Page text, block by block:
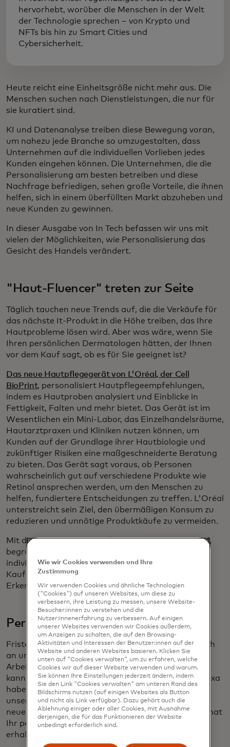
hervorhebt, worüber die Menschen in der Welt
der Technologie sprechen – von Krypto und
NFTs bis hin zu Smart Cities und
Cybersicherheit.
Heute reicht eine Einheitsgröße nicht mehr aus. Die
Menschen suchen nach Dienstleistungen, die nur für
sie kuratiert sind.
KI und Datenanalyse treiben diese Bewegung voran,
um nahezu jede Branche so umzugestalten, dass
Unternehmen auf die individuellen Vorlieben jedes
Kunden eingehen können. Die Unternehmen, die die
Personalisierung am besten betreiben und diese
Nachfrage befriedigen, sehen große Vorteile, die ihnen
helfen, sich in einem überfüllten Markt abzuheben und
neue Kunden zu gewinnen.
In dieser Ausgabe von In Tech befassen wir uns mit
vielen der Möglichkeiten, wie Personalisierung das
Gesicht des Handels verändert.
"Haut-Fluencer" treten zur Seite
Täglich tauchen neue Trends auf, die die Verkäufe für
das nächste It-Produkt in die Höhe treiben, das Ihre
Hautprobleme lösen wird. Aber was wäre, wenn Sie
Ihren persönlichen Dermatologen hätten, der Ihnen
vor dem Kauf sagt, ob es für Sie geeignet ist?
Das neue Hautpflegegerät von L'Oréal, der Cell
BioPrint, personalisiert Hautpflegeempfehlungen,
indem es Hautproben analysiert und Einblicke in
Fettigkeit, Falten und mehr bietet. Das Gerät ist im
Wesentlichen ein Mini-Labor, das Einzelhandelsräume,
Hautarztpraxen und Kliniken nutzen können, um
Kunden auf der Grundlage ihrer Hautbiologie und
zukünftiger Risiken eine maßgeschneiderte Beratung
zu bieten. Das Gerät sagt voraus, ob Personen
wahrscheinlich gut auf verschiedene Produkte wie
Retinol ansprechen werden, um den Menschen zu
helfen, fundiertere Entscheidungen zu treffen. L'Oréal
unterstreicht sein Ziel, den übermäßigen Konsum zu
reduzieren und unnötige Produktkäufe zu vermeiden.
Mit diesem neuen Gerät, das in Asien getestet wird,
begrüßt die Schönheitsindustrie genauere und
individuellere Produkte und fördert intelligentere
Kaufentscheidungen, die auf wissenschaftlichen
Erkenntnissen und nicht auf Trends basieren.
Persönliche Assistenten für alle
Fristen und Termine haben eine einzigartige Art, sich
an uns heranzuschleichen. Von Besprechungen am
Arbeitsplatz bis hin zu persönlichen Erinnerungen
kann man leicht den Überblick verlieren. Siri und Alexa
haben digitale Assistenten populär gemacht, die
unsere täglichen Fragen zum Wetter oder zu den
neuesten Nachrichten beantworten. Mit ChatGPT hat
Ihr persönlicher Assistent jetzt eine Beförderung
erhalten.
Wie wir Cookies verwenden und Ihre
Zustimmung
Wir verwenden Cookies und ähnliche Technologien
("Cookies") auf unseren Websites, um diese zu
verbessern, ihre Leistung zu messen, unsere Website-
Besucher:innen zu verstehen und die
Nutzer:innenerfahrung zu verbessern. Auf einigen
unserer Websites verwenden wir Cookies außerdem,
um Anzeigen zu schalten, die auf den Browsing-
Aktivitäten und Interessen der Benutzer:innen auf der
Website und anderen Websites basieren. Klicken Sie
unten auf "Cookies verwalten", um zu erfahren, welche
Cookies wir auf dieser Website verwenden und warum.
Sie können Ihre Einstellungen jederzeit ändern, indem
Sie den Link "Cookies verwalten" am unteren Rand des
Bildschirms nutzen (auf einigen Websites als Button
und nicht als Link verfügbar). Dazu gehört auch die
Ablehnung einiger oder aller Cookies, mit Ausnahme
derjenigen, die für das Funktionieren der Website
unbedingt erforderlich sind.